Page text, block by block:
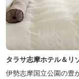
タラサ志摩ホテル＆リ
伊勢志摩国立公園の豊